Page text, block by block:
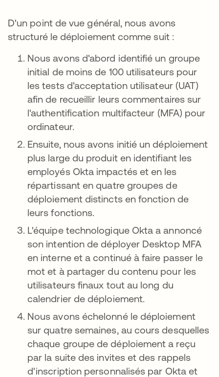
D'un point de vue général, nous avons
structuré le déploiement comme suit :
Nous avons d'abord identifié un groupe
initial de moins de 100 utilisateurs pour
les tests d'acceptation utilisateur (UAT)
afin de recueillir leurs commentaires sur
l'authentification multifacteur (MFA) pour
ordinateur.
Ensuite, nous avons initié un déploiement
plus large du produit en identifiant les
employés Okta impactés et en les
répartissant en quatre groupes de
déploiement distincts en fonction de
leurs fonctions.
L'équipe technologique Okta a annoncé
son intention de déployer Desktop MFA
en interne et a continué à faire passer le
mot et à partager du contenu pour les
utilisateurs finaux tout au long du
calendrier de déploiement.
Nous avons échelonné le déploiement
sur quatre semaines, au cours desquelles
chaque groupe de déploiement a reçu
par la suite des invites et des rappels
d'inscription personnalisés par Okta et